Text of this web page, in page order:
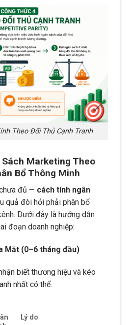
Theo Đối Thủ Cạnh Tranh
Marketing Theo
Bổ Thông Minh
đủ — cách tính ngân
quả đòi hỏi phải phân bổ
Dưới đây là hướng dẫn
đoạn doanh nghiệp:
Mắt (0–6 tháng đầu)
biết thương hiệu và kéo
nhất có thể.
Lý do